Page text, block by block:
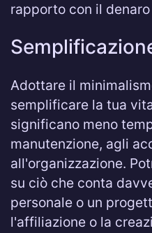
rapporto con il
Adottare il
semplificare la tua
significano meno
manutenzione, agli
all'organizzazione.
su ciò che conta
personale o un
l'affiliazione o la